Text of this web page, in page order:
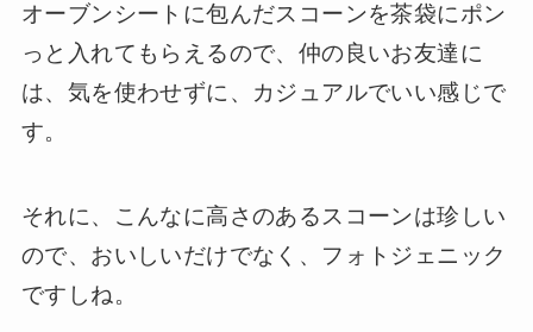
オーブンシートに包んだスコーンを茶袋にポン
っと入れてもらえるので、仲の良いお友達に
は、気を使わせずに、カジュアルでいい感じで
す。
それに、こんなに高さのあるスコーンは珍しい
ので、おいしいだけでなく、フォトジェニック
ですしね。